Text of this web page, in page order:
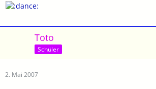
Toto
Schüler
2. Mai 2007